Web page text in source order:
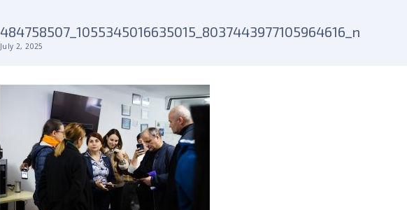
484758507_1055345016635015_8037443977105964616_n
July 2, 2025